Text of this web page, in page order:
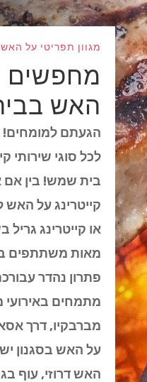
מגוון תפריטי על האש החל מ
מחפשים
האש
הגעתם למומחים!
לכל סוגי שירותי
בית שמש! בין
קייטרינג על האש
או קייטרינג
מאות משתתפים
פתרון נהדר
מתמחים באירועי
מברבקיו, דרך
על האש בסגנון
האש דרוזי, עוף